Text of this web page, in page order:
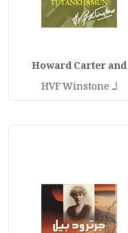
Howard Carter and
لـ HVF Winstone